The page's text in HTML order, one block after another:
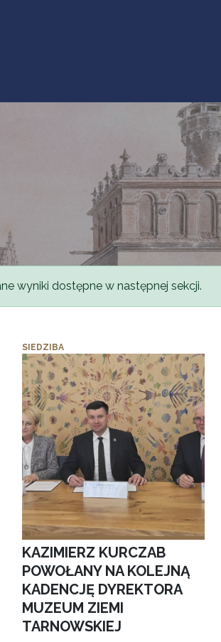
wyniki dostępne w następnej sekcji.
SIEDZIBA
KAZIMIERZ KURCZAB
POWOŁANY NA KOLEJNĄ
KADENCJĘ DYREKTORA
MUZEUM ZIEMI
TARNOWSKIEJ